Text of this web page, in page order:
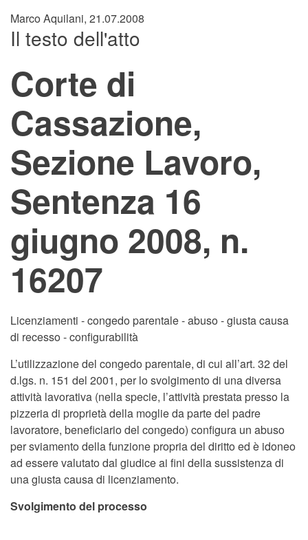
Marco Aquilani, 21.07.2008
Il testo dell'atto
Corte di
Cassazione,
Sezione Lavoro,
Sentenza 16
giugno 2008, n.
16207
Corte di Cassazione, Sezione
Licenziamenti - congedo parentale - abuso - giusta causa
di recesso - configurabilità
L’utilizzazione del congedo parentale, di cui all’art. 32 del
d.lgs. n. 151 del 2001, per lo svolgimento di una diversa
attività lavorativa (nella specie, l’attività prestata presso la
pizzeria di proprietà della moglie da parte del padre
lavoratore, beneficiario del congedo) configura un abuso
per sviamento della funzione propria del diritto ed è idoneo
ad essere valutato dal giudice ai fini della sussistenza di
una giusta causa di licenziamento.
Svolgimento del processo